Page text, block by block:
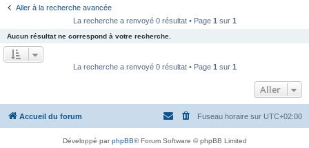
e
r
Aller à la recherche avancée
La recherche a renvoyé 0 résultat • Page 1 sur 1
Aucun résultat ne correspond à votre recherche.
La recherche a renvoyé 0 résultat • Page 1 sur 1
Aller
Accueil du forum Fuseau horaire sur UTC+02:00
Développé parphpBB® Forum Software © phpBB Limited